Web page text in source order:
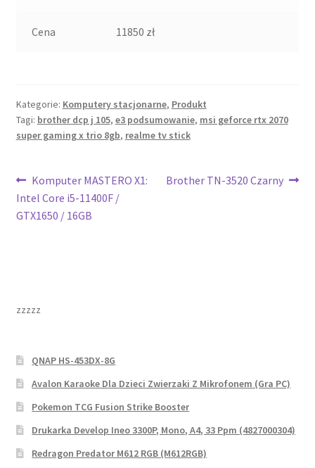
Cena 11850 zł
Kategorie: Komputery stacjonarne, Produkt
Tagi: brother dcp j 105, e3 podsumowanie, msi geforce rtx 2070
super gaming x trio 8gb, realme tv stick
Nawigacja
wpisu
Poprzedni
wpis:
Komputer MASTERO X1:
Intel Core i5-11400F /
GTX1650 / 16GB
Następny
Brother TN-3520 Czarny
zzzzz
QNAP HS-453DX-8G
Avalon Karaoke Dla Dzieci Zwierzaki Z Mikrofonem (Gra PC)
Pokemon TCG Fusion Strike Booster
Drukarka Develop Ineo 3300P, Mono, A4, 33 Ppm (4827000304)
Redragon Predator M612 RGB (M612RGB)